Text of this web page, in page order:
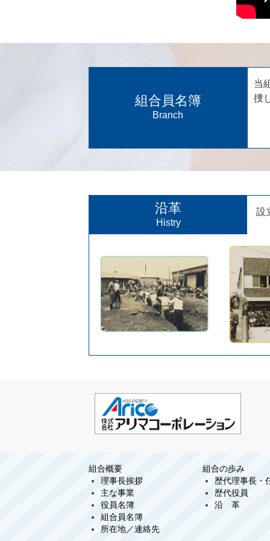
組合員名簿
Branch
当
捜
沿革
Histry
設
組合概要
理事長挨拶
主な事業
役員名簿
組合員名簿
所在地／連絡先
組合の歩み
歴代理事長・
歴代役員
沿 革